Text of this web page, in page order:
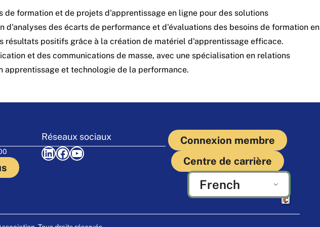
formation et de projets d'apprentissage en ligne pour des solutions
des écarts de performance et d'évaluations des besoins de formation en
positifs grâce à la création de matériel d'apprentissage efficace.
et des communications de masse, avec une spécialisation en relations
apprentissage et technologie de la performance.
Réseaux sociaux
LinkedIn Facebook YouTube
Connexion membre
Centre de carrière
French
Fabriqué par